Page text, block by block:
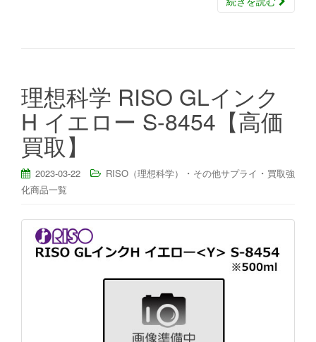
理想科学 RISO GLインク
H イエロー S-8454【高価
買取】
2023-03-22 RISO（理想科学） ・ その他サプライ ・ 買取強
化商品一覧